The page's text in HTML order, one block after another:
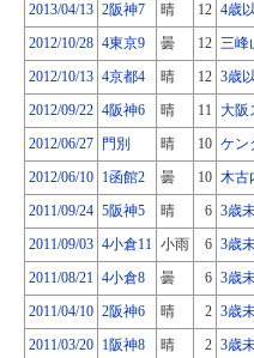
2013/04/13 2阪神7 晴 12 4歳
2012/10/28 4東京9 曇 12 三峰
2012/10/13 4京都4 晴 12 3歳
2012/09/22 4阪神6 晴 11 大阪
2012/06/27 門別 晴 10 ケン
2012/06/10 1函館2 曇 10 木古
2011/09/24 5阪神5 晴 6 3歳
2011/09/03 4小倉11 小雨 6 3歳
2011/08/21 4小倉8 曇 6 3歳
2011/04/10 2阪神6 晴 2 3歳
2011/03/20 1阪神8 晴 2 3歳